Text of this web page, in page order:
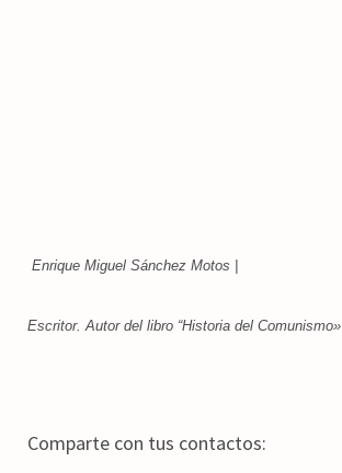
Enrique Miguel Sánchez Motos |
Escritor. Autor del libro “Historia del Comunismo»
Comparte con tus contactos: